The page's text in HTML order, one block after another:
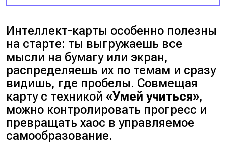
Интеллект-карты особенно полезны
на старте: ты выгружаешь все
мысли на бумагу или экран,
распределяешь их по темам и сразу
видишь, где пробелы. Совмещая
карту с техникой «Умей учиться»,
можно контролировать прогресс и
превращать хаос в управляемое
самообразование.